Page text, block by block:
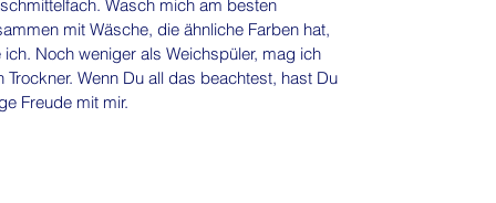
und Weiß
Ideal für Frühling, Sommer und
Übergangszeit
Wasch mich am besten
mit Wäsche, die ähnliche Farben hat,
ich. Noch weniger als Weichspüler, mag ich
Trockner. Wenn Du all das beachtest, hast Du
Freude mit mir.